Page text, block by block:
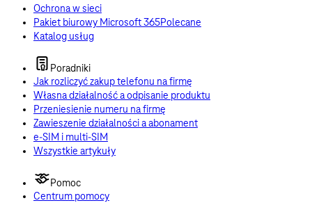
Ochrona w sieci
Pakiet biurowy Microsoft 365Polecane
Katalog usług
Poradniki
Jak rozliczyć zakup telefonu na firmę
Własna działalność a odpisanie produktu
Przeniesienie numeru na firmę
Zawieszenie działalności a abonament
e-SIM i multi-SIM
Wszystkie artykuły
Pomoc
Centrum pomocy